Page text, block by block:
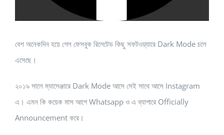
বেশ অনেকদিন হয়ে গেল ফেসবুক রিলেটেড কিছু সফটওয়্যারে Dark Mode চলে
এসেছে।
২০১৯ সালে ম্যাসেঞ্জারে Dark Mode আসে সেই সাথে আসে Instagram
এ। এমন কি কয়েক মাস আগে Whatsapp ও এ ব্যাপারে Officially
Announcement করে।